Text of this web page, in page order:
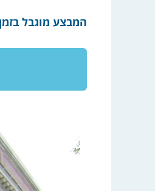
המבצע מוגבל